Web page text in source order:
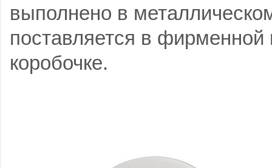
выполнено в
поставляется в фирменной
коробочке.